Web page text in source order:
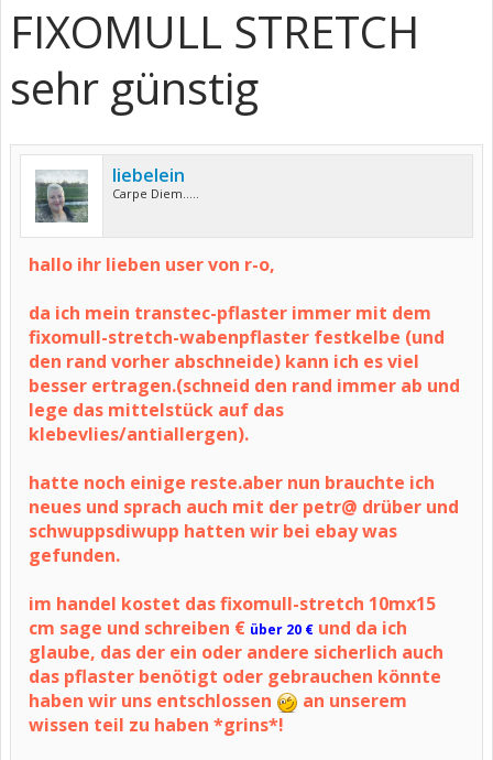
FIXOMULL STRETCH
sehr günstig
liebelein
Carpe Diem.....
hallo ihr lieben user von r-o,
da ich mein transtec-pflaster immer mit dem
fixomull-stretch-wabenpflaster festkelbe (und
den rand vorher abschneide) kann ich es viel
besser ertragen.(schneid den rand immer ab und
lege das mittelstück auf das
klebevlies/antiallergen).
hatte noch einige reste.aber nun brauchte ich
neues und sprach auch mit der petr@ drüber und
schwuppsdiwupp hatten wir bei ebay was
gefunden.
im handel kostet das fixomull-stretch 10mx15
cm sage und schreiben € über 20 € und da ich
glaube, das der ein oder andere sicherlich auch
das pflaster benötigt oder gebrauchen könnte
haben wir uns entschlossen
an unserem
wissen teil zu haben *grins*!